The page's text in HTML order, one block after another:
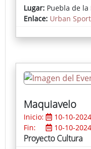
En cada
portátil donde se
actividades muy
Lugar: Puebla de la
Enlace: Urban Sport
Maquiavelo
Inicio: 10-10-2024
Fin:
10-10-2024
Proyecto Cultura